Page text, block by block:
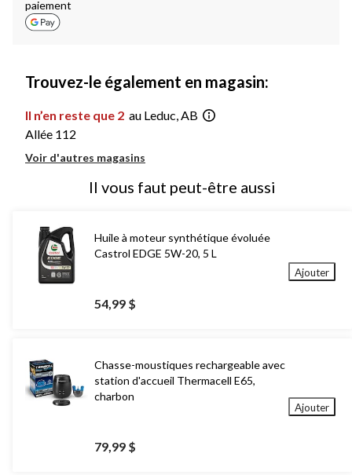
paiement
Trouvez-le également en magasin:
Il n’en reste que 2 au Leduc, AB
Allée 112
Voir d'autres magasins
Il vous faut peut-être aussi
Huile à moteur synthétique évoluée
Castrol EDGE 5W-20, 5 L
54,99 $
Ajouter
Chasse-moustiques rechargeable avec
station d'accueil Thermacell E65,
charbon
79,99 $
Ajouter